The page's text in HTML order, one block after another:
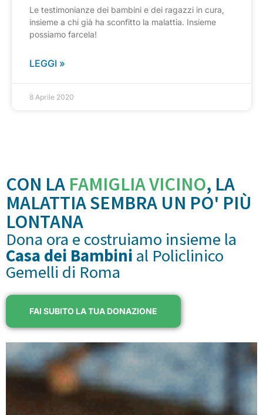
Le testimonianze dei bambini e dei ragazzi in cura,
insieme a chi già ha sconfitto la malattia. Insieme
possiamo farcela!
LEGGI »
8 Aprile 2020
CON LA FAMIGLIA VICINO, LA
MALATTIA SEMBRA UN PO' PIÙ
LONTANA
Dona ora e costruiamo insieme la
Casa dei Bambini al Policlinico
Gemelli di Roma
FAI SUBITO LA TUA DONAZIONE